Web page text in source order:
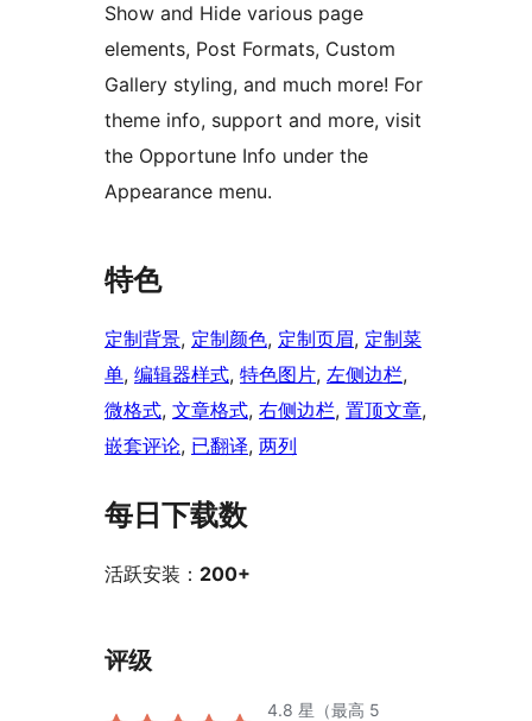
Show and Hide various page
elements, Post Formats, Custom
Gallery styling, and much more! For
theme info, support and more, visit
the Opportune Info under the
Appearance menu.
特色
定制背景, 定制颜色, 定制页眉, 定制菜
单, 编辑器样式, 特色图片, 左侧边栏
微格式, 文章格式, 右侧边栏, 置顶文章
嵌套评论, 已翻译, 两列
每日下载数
活跃安装： 200+
评级
4.8 星（最高 5